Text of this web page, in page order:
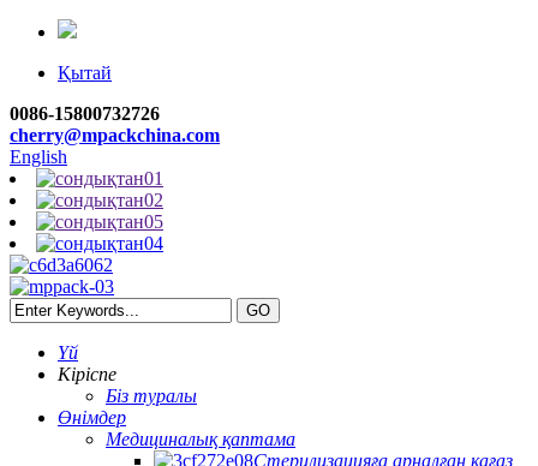
Қытай
0086-15800732726
cherry@mpackchina.com
English
Үй
Кіріспе
Біз туралы
Өнімдер
Медициналық қаптама
Стерилизацияға арналған қағаз